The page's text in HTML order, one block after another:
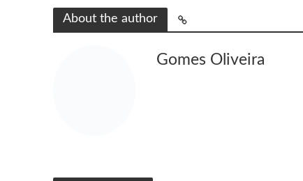
About the author
Gomes Oliveira